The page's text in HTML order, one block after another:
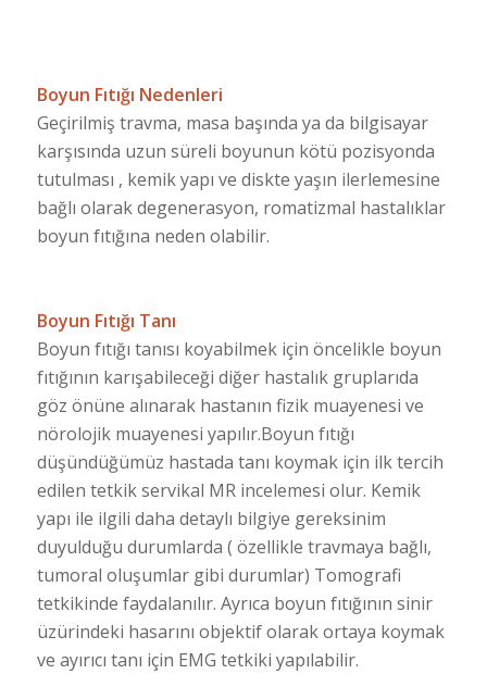
Boyun Fıtığı Nedenleri
Geçirilmiş travma, masa başında ya da bilgisayar
karşısında uzun süreli boyunun kötü pozisyonda
tutulması , kemik yapı ve diskte yaşın ilerlemesine
bağlı olarak degenerasyon, romatizmal hastalıklar
boyun fıtığına neden olabilir.
Boyun Fıtığı Tanı
Boyun fıtığı tanısı koyabilmek için öncelikle boyun
fıtığının karışabileceği diğer hastalık gruplarıda
göz önüne alınarak hastanın fizik muayenesi ve
nörolojik muayenesi yapılır.Boyun fıtığı
düşündüğümüz hastada tanı koymak için ilk tercih
edilen tetkik servikal MR incelemesi olur. Kemik
yapı ile ilgili daha detaylı bilgiye gereksinim
duyulduğu durumlarda ( özellikle travmaya bağlı,
tumoral oluşumlar gibi durumlar) Tomografi
tetkikinde faydalanılır. Ayrıca boyun fıtığının sinir
üzürindeki hasarını objektif olarak ortaya koymak
ve ayırıcı tanı için EMG tetkiki yapılabilir.